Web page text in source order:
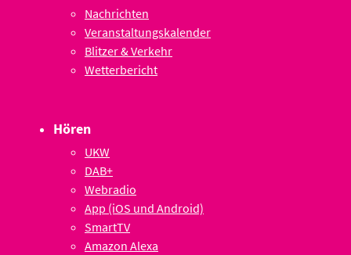
Nachrichten
Veranstaltungskalender
Blitzer & Verkehr
Wetterbericht
Hören
UKW
DAB+
Webradio
App (iOS und Android)
SmartTV
Amazon Alexa